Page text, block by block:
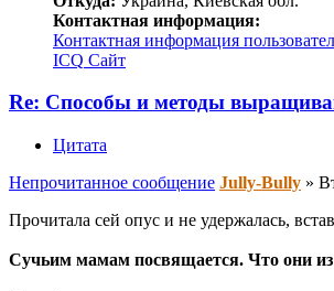
Контактная информация:
Контактная информация
ICQ Сайт
Re: Способы и методы
Цитата
Непрочитанное сообщение Jully-Bully »
Прочитала сей опус и не удержалась,
Сучьим мамам посвящается. Что они из